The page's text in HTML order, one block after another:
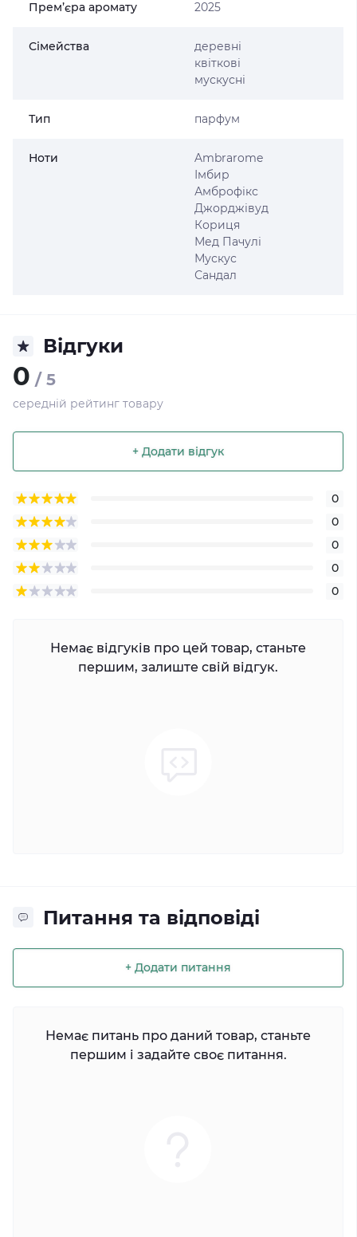
Прем’єра аромату 2025
Сімейства
деревні
квіткові
мускусні
Тип парфум
Ноти
Ambrarome
Імбир
Амброфікс
Джорджівуд
Кориця
Мед Пачулі
Мускус
Сандал
Відгуки
0 / 5
середній рейтинг товару
+ Додати відгук
0
0
0
0
0
Немає відгуків про цей товар, станьте
першим, залиште свій відгук.
Питання та відповіді
+ Додати питання
Немає питань про даний товар, станьте
першим і задайте своє питання.